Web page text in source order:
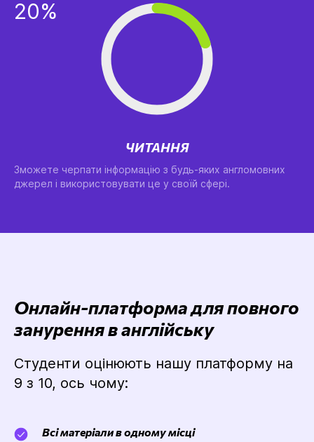
20%
ЧИТАННЯ
Зможете черпати інформацію з будь-яких англомовних
джерел і використовувати це у своїй сфері.
Онлайн-платформа для повного
занурення в англійську
Студенти оцінюють нашу платформу на
9 з 10, ось чому:
Всі матеріали в одному місці